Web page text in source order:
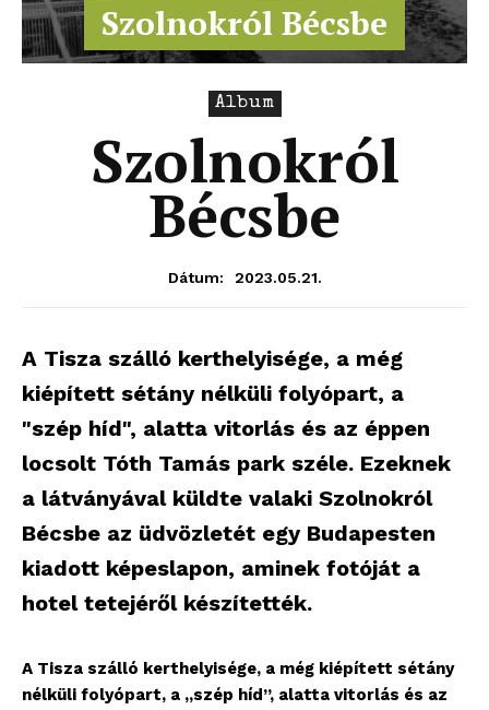
Szolnokról Bécsbe
Album
Szolnokról
Bécsbe
Dátum: 2023.05.21.
A Tisza szálló kerthelyisége, a még
kiépített sétány nélküli folyópart, a
"szép híd", alatta vitorlás és az éppen
locsolt Tóth Tamás park széle. Ezeknek
a látványával küldte valaki Szolnokról
Bécsbe az üdvözletét egy Budapesten
kiadott képeslapon, aminek fotóját a
hotel tetejéről készítették.
A Tisza szálló kerthelyisége, a még kiépített sétány
nélküli folyópart, a „szép híd”, alatta vitorlás és az